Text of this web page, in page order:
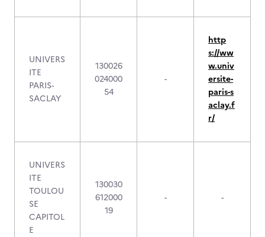
UNIVERS
ITE
PARIS-
SACLAY
130026
024000
54
-
http
s://ww
w.univ
ersite-
paris-s
aclay.f
r/
UNIVERS
ITE
TOULOU
SE
CAPITOL
E
130030
612000
19
- -